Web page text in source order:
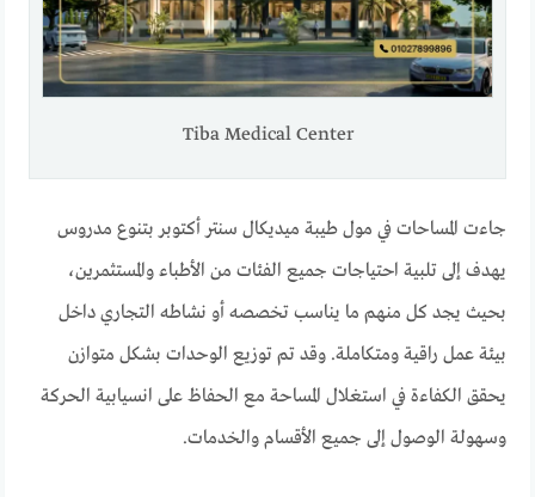
Tiba Medical Center
جاءت المساحات في مول طيبة ميديكال سنتر أكتوبر بتنوع مدروس
يهدف إلى تلبية احتياجات جميع الفئات من الأطباء والمستثمرين،
بحيث يجد كل منهم ما يناسب تخصصه أو نشاطه التجاري داخل
بيئة عمل راقية ومتكاملة. وقد تم توزيع الوحدات بشكل متوازن
يحقق الكفاءة في استغلال المساحة مع الحفاظ على انسيابية الحركة
وسهولة الوصول إلى جميع الأقسام والخدمات.